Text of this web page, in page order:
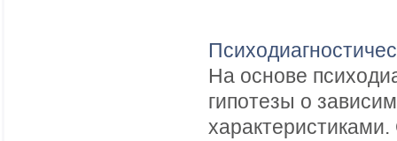
На основе
гипотезы о